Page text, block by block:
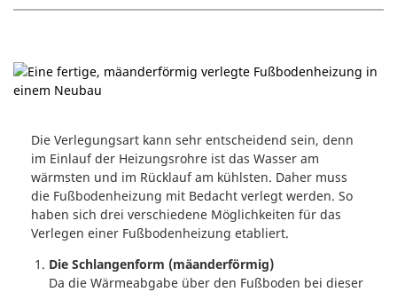
Die Verlegungsart kann sehr entscheidend sein, denn
im Einlauf der Heizungsrohre ist das Wasser am
wärmsten und im Rücklauf am kühlsten. Daher muss
die Fußbodenheizung mit Bedacht verlegt werden. So
haben sich drei verschiedene Möglichkeiten für das
Verlegen einer Fußbodenheizung etabliert.
Die Schlangenform (mäanderförmig)
Da die Wärmeabgabe über den Fußboden bei dieser